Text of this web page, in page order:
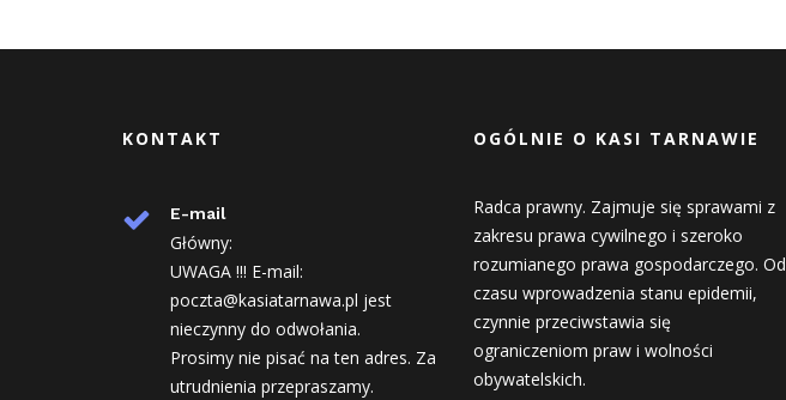
KONTAKT
E-mail
Główny:
UWAGA !!! E-mail:
poczta@kasiatarnawa.pl jest
nieczynny do odwołania.
Prosimy nie pisać na ten adres. Za
utrudnienia przepraszamy.
OGÓLNIE O KASI TARNAWIE
Radca prawny. Zajmuje się sprawami z
zakresu prawa cywilnego i szeroko
rozumianego prawa gospodarczego. Od
czasu wprowadzenia stanu epidemii,
czynnie przeciwstawia się
ograniczeniom praw i wolności
obywatelskich.